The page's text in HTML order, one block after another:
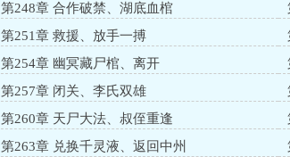
第248章 合作破禁、湖底血棺
第251章 救援、放手一搏
第254章 幽冥藏尸棺、离开
第257章 闭关、李氏双雄
第260章 天尸大法、叔侄重逢
第263章 兑换千灵液、返回中州